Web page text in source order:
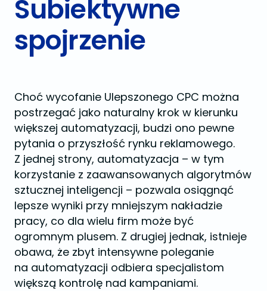
Subiektywne
spojrzenie
Choć wycofanie Ulepszonego CPC można
postrzegać jako naturalny krok w kierunku
większej automatyzacji, budzi ono pewne
pytania o przyszłość rynku reklamowego.
Z jednej strony, automatyzacja – w tym
korzystanie z zaawansowanych algorytmów
sztucznej inteligencji – pozwala osiągnąć
lepsze wyniki przy mniejszym nakładzie
pracy, co dla wielu firm może być
ogromnym plusem. Z drugiej jednak, istnieje
obawa, że zbyt intensywne poleganie
na automatyzacji odbiera specjalistom
większą kontrolę nad kampaniami.